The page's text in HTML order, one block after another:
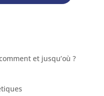
et jusqu’où ?